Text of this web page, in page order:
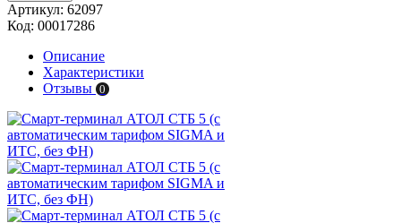
Артикул: 62097
Код: 00017286
Описание
Характеристики
Отзывы 0